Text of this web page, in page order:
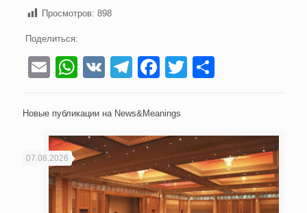
Просмотров: 898
Поделиться:
EmailWhatsApp
VKTelegram
Facebook
Twitter
Новые публикации на News&Meanings
07.08.2026